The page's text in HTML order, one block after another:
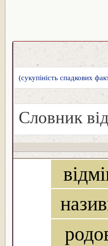
(сукупіність спадкових
Словник